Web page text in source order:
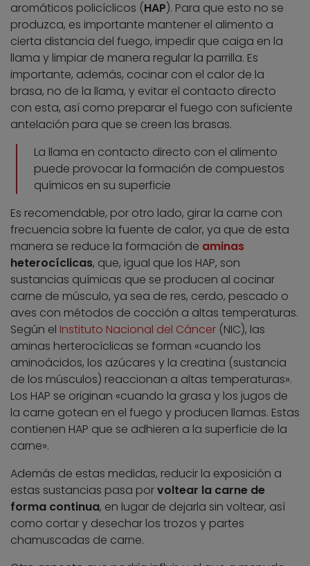
aromáticos policíclicos (HAP). Para que esto no se
produzca, es importante mantener el alimento a
cierta distancia del fuego, impedir que caiga en la
llama y limpiar de manera regular la parrilla. Es
importante, además, cocinar con el calor de la
brasa, no de la llama, y evitar el contacto directo
con esta, así como preparar el fuego con suficiente
antelación para que se creen las brasas.
La llama en contacto directo con el alimento
puede provocar la formación de compuestos
químicos en su superficie
Es recomendable, por otro lado, girar la carne con
frecuencia sobre la fuente de calor, ya que de esta
manera se reduce la formación de aminas
heterocíclicas, que, igual que los HAP, son
sustancias químicas que se producen al cocinar
carne de músculo, ya sea de res, cerdo, pescado o
aves con métodos de cocción a altas temperaturas.
Según el Instituto Nacional del Cáncer (NIC), las
aminas herterocíclicas se forman «cuando los
aminoácidos, los azúcares y la creatina (sustancia
de los músculos) reaccionan a altas temperaturas».
Los HAP se originan «cuando la grasa y los jugos de
la carne gotean en el fuego y producen llamas. Estas
contienen HAP que se adhieren a la superficie de la
carne».
Además de estas medidas, reducir la exposición a
estas sustancias pasa porvoltear la carne de
forma continua, en lugar de dejarla sin voltear, así
como cortar y desechar los trozos y partes
chamuscadas de carne.